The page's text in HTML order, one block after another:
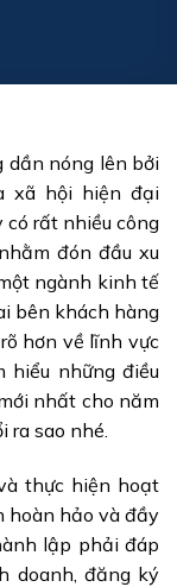
dần nóng lên bởi
xã hội hiện đại
rất nhiều công
đón đầu xu
ngành kinh tế
bên khách hàng
hơn về lĩnh vực
hiểu những điều
nhất cho năm
ra sao nhé.
thực hiện hoạt
hoàn hảo và đầy
lập phải đáp
doanh, đăng ký